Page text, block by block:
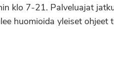
klo 7-21. Palveluajat
huomioida yleiset ohjeet